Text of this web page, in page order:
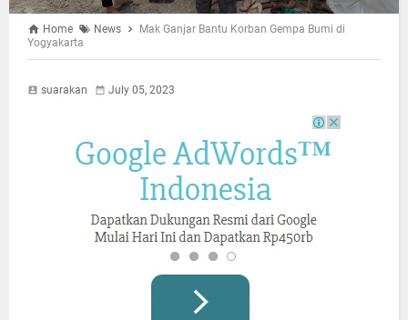
Home News
Mak Ganjar Bantu Korban Gempa Bumi di
Yogyakarta
suarakan July 05, 2023